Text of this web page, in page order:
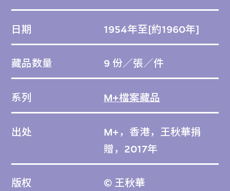
日期 1954年至[約1960年]
藏品数量 9 份／張／件
系列 M+檔案藏品
出处
M+，香港，王秋華捐
贈，2017年
版权 © 王秋華